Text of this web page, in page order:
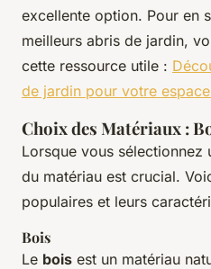
excellente option. Pour en
meilleurs abris de jardin,
cette ressource utile :
de jardin pour votre
Choix des Matériaux :
Lorsque vous sélectionnez
du matériau est crucial.
populaires et leurs
Bois
Le bois est un matériau